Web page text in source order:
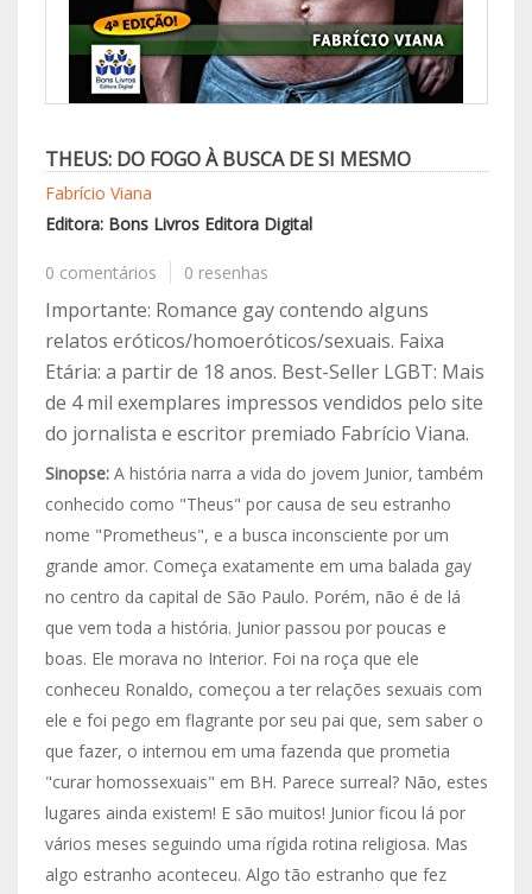
THEUS: DO FOGO À BUSCA DE SI MESMO
Fabrício Viana
Editora: Bons Livros Editora Digital
0 comentários 0 resenhas
Importante: Romance gay contendo alguns
relatos eróticos/homoeróticos/sexuais. Faixa
Etária: a partir de 18 anos. Best-Seller LGBT: Mais
de 4 mil exemplares impressos vendidos pelo site
do jornalista e escritor premiado Fabrício Viana.
Sinopse:A história narra a vida do jovem Junior, também
conhecido como "Theus" por causa de seu estranho
nome "Prometheus", e a busca inconsciente por um
grande amor. Começa exatamente em uma balada gay
no centro da capital de São Paulo. Porém, não é de lá
que vem toda a história. Junior passou por poucas e
boas. Ele morava no Interior. Foi na roça que ele
conheceu Ronaldo, começou a ter relações sexuais com
ele e foi pego em flagrante por seu pai que, sem saber o
que fazer, o internou em uma fazenda que prometia
"curar homossexuais" em BH. Parece surreal? Não, estes
lugares ainda existem! E são muitos! Junior ficou lá por
vários meses seguindo uma rígida rotina religiosa. Mas
algo estranho aconteceu. Algo tão estranho que fez